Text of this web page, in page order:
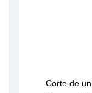
Corte de